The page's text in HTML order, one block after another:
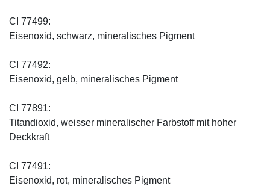
CI 77499:
Eisenoxid, schwarz, mineralisches Pigment
CI 77492:
Eisenoxid, gelb, mineralisches Pigment
CI 77891:
Titandioxid, weisser mineralischer Farbstoff mit hoher
Deckkraft
CI 77491:
Eisenoxid, rot, mineralisches Pigment